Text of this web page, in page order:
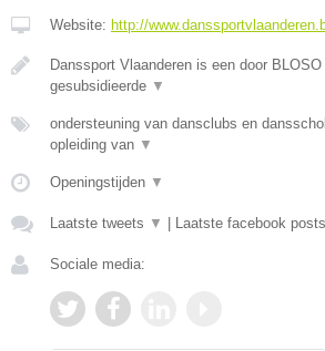
Website: http://
Danssport Vlaanderen is een door
gesubsidieerde ▼
ondersteuning van dansclubs en
opleiding van ▼
Openingstijden ▼
Laatste tweets ▼ Laatste facebook posts
Sociale media: